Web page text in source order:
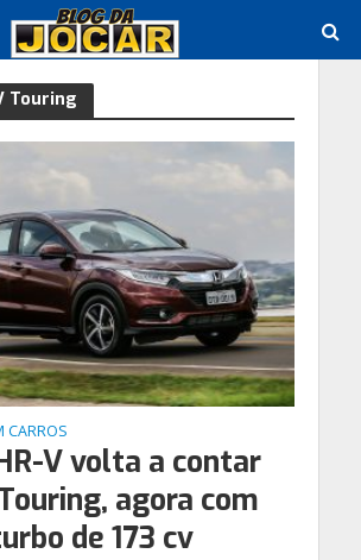
Touring
CARROS
V volta a contar
agora com
de 173 cv